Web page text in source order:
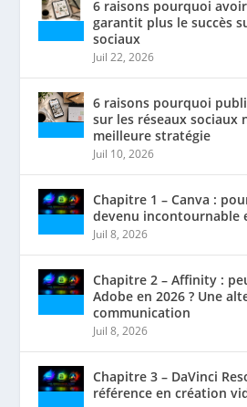
6 raisons pourquoi
garantit plus le succès
sociaux
Juil 22, 2026
6 raisons pourquoi
sur les réseaux sociaux
meilleure stratégie
Juil 10, 2026
Chapitre 1 – Canva :
devenu incontournable
Juil 8, 2026
Chapitre 2 – Affinity :
Adobe en 2026 ? Une
communication
Juil 8, 2026
Chapitre 3 – DaVinci
référence en création